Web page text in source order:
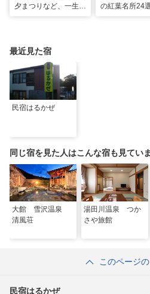
夕まつりなど、一生に
の紅葉名所24
最近見た宿
民宿はるかぜ
同じ宿を見た人はこんな宿も見てい
大館 雪沢温泉
清風荘
湯田川温泉 つか
さや旅館
このページ
民宿はるかぜ